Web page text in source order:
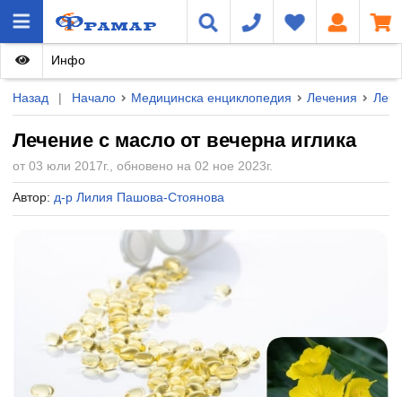
Назад | Начало Медицинска енциклопедия Лечения
Лечение с масло от вечерна иглика
от 03 юли 2017г., обновено на 02 ное 2023г.
Автор: д-р Лилия Пашова-Стоянова
Инфо